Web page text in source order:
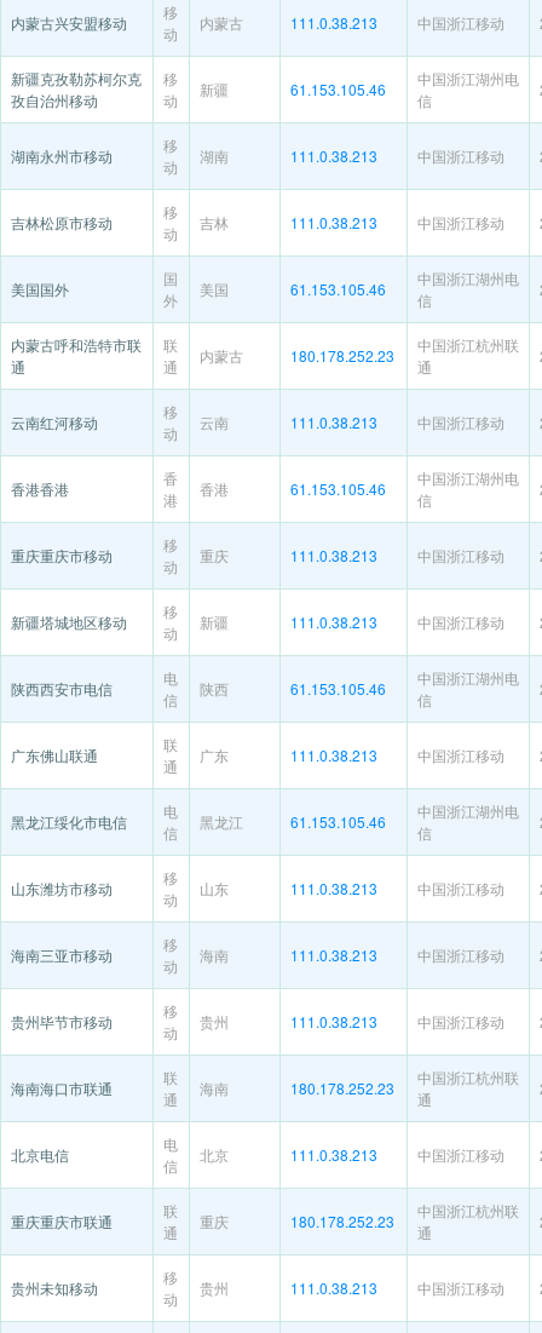
内蒙古兴安盟移动
移
动
内蒙古 111.0.38.213 中国浙江移动
新疆克孜勒苏柯尔克
孜自治州移动
移
动
新疆 61.153.105.46
中国浙江湖州电
信
湖南永州市移动
移
动
湖南 111.0.38.213 中国浙江移动
吉林松原市移动
移
动
吉林 111.0.38.213 中国浙江移动
美国国外
国
外
美国 61.153.105.46
中国浙江湖州电
信
内蒙古呼和浩特市联
通
联
通
内蒙古 180.178.252.23
中国浙江杭州联
通
云南红河移动
移
动
云南 111.0.38.213 中国浙江移动
香港香港
香
港
香港 61.153.105.46
中国浙江湖州电
信
重庆重庆市移动
移
动
重庆 111.0.38.213 中国浙江移动
新疆塔城地区移动
移
动
新疆 111.0.38.213 中国浙江移动
陕西西安市电信
电
信
陕西 61.153.105.46
中国浙江湖州电
信
广东佛山联通
联
通
广东 111.0.38.213 中国浙江移动
黑龙江绥化市电信
电
信
黑龙江 61.153.105.46
中国浙江湖州电
信
山东潍坊市移动
移
动
山东 111.0.38.213 中国浙江移动
海南三亚市移动
移
动
海南 111.0.38.213 中国浙江移动
贵州毕节市移动
移
动
贵州 111.0.38.213 中国浙江移动
海南海口市联通
联
通
海南 180.178.252.23
中国浙江杭州联
通
北京电信
电
信
北京 111.0.38.213 中国浙江移动
重庆重庆市联通
联
通
重庆 180.178.252.23
中国浙江杭州联
通
贵州未知移动
移
动
贵州 111.0.38.213 中国浙江移动